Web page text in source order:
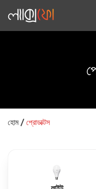
হোম প্রোডাক্টস